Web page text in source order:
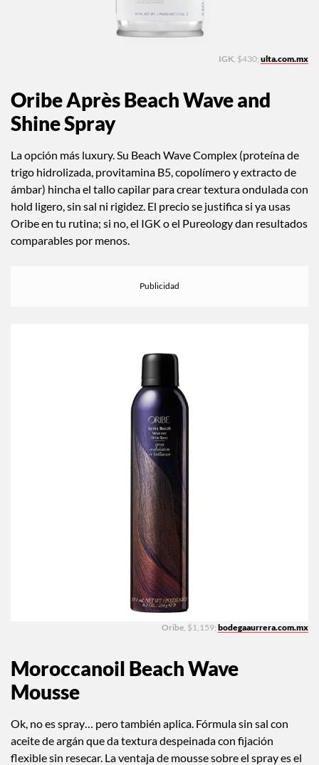
IGK, $430; ulta.com.mx
Oribe Après Beach Wave and
Shine Spray
La opción más luxury. Su Beach Wave Complex (proteína de
trigo hidrolizada, provitamina B5, copolímero y extracto de
ámbar) hincha el tallo capilar para crear textura ondulada con
hold ligero, sin sal ni rigidez. El precio se justifica si ya usas
Oribe en tu rutina; si no, el IGK o el Pureology dan resultados
comparables por menos.
Oribe , $1,159; bodegaaurrera.com.mx
Moroccanoil Beach Wave
Mousse
Ok, no es spray… pero también aplica. Fórmula sin sal con
aceite de argán que da textura despeinada con fijación
flexible sin resecar. La ventaja de mousse sobre el spray es el